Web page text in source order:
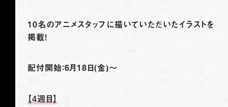
10名のアニメスタッフに描いていただいたイラストを
掲載！
配付開始：6月18日(金)～
【4週目】